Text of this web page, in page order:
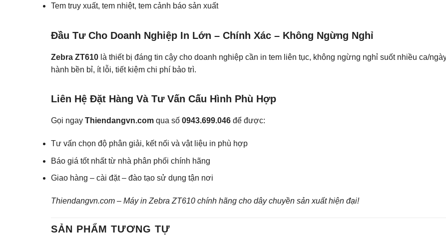
Tem truy xuất, tem nhiệt, tem cảnh báo sản xuất
Đầu Tư Cho Doanh Nghiệp In Lớn – Chính Xác – Không Ngừng Nghỉ
Zebra ZT610 là thiết bị đáng tin cậy cho doanh nghiệp cần in tem liên tục, không ngừng nghỉ suốt nhiều ca/
hành bền bỉ, ít lỗi, tiết kiệm chi phí bảo trì.
Liên Hệ Đặt Hàng Và Tư Vấn Cấu Hình Phù Hợp
Gọi ngay Thiendangvn.com qua số 0943.699.046 để được:
Tư vấn chọn độ phân giải, kết nối và vật liệu in phù hợp
Báo giá tốt nhất từ nhà phân phối chính hãng
Giao hàng – cài đặt – đào tạo sử dụng tận nơi
Thiendangvn.com – Máy in Zebra ZT610 chính hãng cho dây chuyền sản xuất hiện đại!
SẢN PHẨM TƯƠNG TỰ